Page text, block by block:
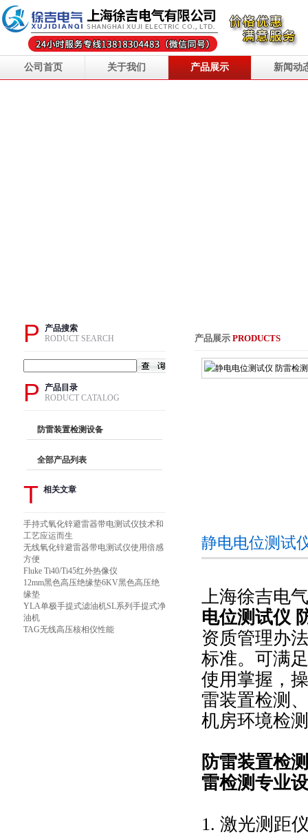
公司首页 关于我们 产品展示 新闻动
产品展示 PRODUCTS
静电电位测试
上海徐吉电
电位测试仪
资质管理办
标准。可满
使用掌握，
雷装置检测
机房环境检
防雷装置检
雷检测专业
1. 激光测距
P
产品搜索
RODUCT SEARCH
P
产品目录
RODUCT CATALOG
防雷装置检测设备
全部产品列表
T 相关文章
手持式氧化锌避雷器带电测试仪技术和
工艺应运而生
无线氧化锌避雷器带电测试仪使用倍感
方便
Fluke Ti40/Ti45红外热像仪
12mm黑色高压绝缘垫6KV黑色高压绝
缘垫
YLA单极手提式滤油机SL系列手提式净
油机
TAG无线高压核相仪性能